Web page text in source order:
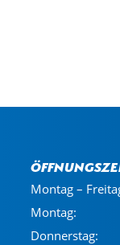
Montag –
Montag:
Donnerstag: